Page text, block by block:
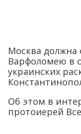
Москва должна
Варфоломею в
украинских
Об этом в
протоиерей